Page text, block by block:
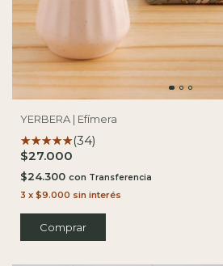
YERBERA | Efímera
(34)
$27.000
$24.300 con
3 x $9.000 sin interés